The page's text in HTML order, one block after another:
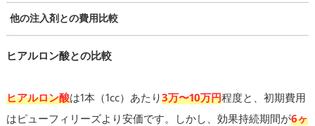
他の注入剤との費用比較
ヒアルロン酸との比較
ヒアルロン酸は1本（1cc）あたり3万〜10万円程度と、初期費用
はピューフィリーズより安価です。しかし、効果持続期間が6ヶ